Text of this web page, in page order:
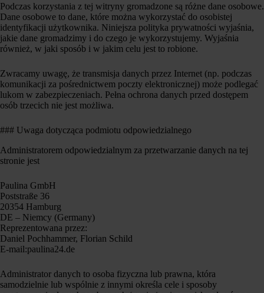
Podczas korzystania z tej witryny gromadzone są różne dane osobowe.
Dane osobowe to dane, które można wykorzystać do osobistej
identyfikacji użytkownika. Niniejsza polityka prywatności wyjaśnia,
jakie dane gromadzimy i do czego je wykorzystujemy. Wyjaśnia
również, w jaki sposób i w jakim celu jest to robione.
Zwracamy uwagę, że transmisja danych przez Internet (np. podczas
komunikacji za pośrednictwem poczty elektronicznej) może podlegać
lukom w zabezpieczeniach. Pełna ochrona danych przed dostępem
osób trzecich nie jest możliwa.
### Uwaga dotycząca podmiotu odpowiedzialnego
Administratorem odpowiedzialnym za przetwarzanie danych na tej
stronie jest
Paulina GmbH
Poststraße 36
20354 Hamburg
DE – Niemcy (Germany)
Reprezentowana przez:
Daniel Pochhammer, Florian Schild
E-mail:paulina24.de
Administrator danych to osoba fizyczna lub prawna, która
samodzielnie lub wspólnie z innymi określa cele i sposoby